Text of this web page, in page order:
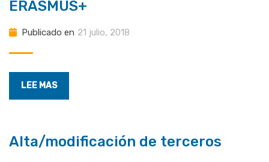
ERASMUS+
Publicado en 21 julio, 2018
LEE MAS
Alta/modificación de terceros